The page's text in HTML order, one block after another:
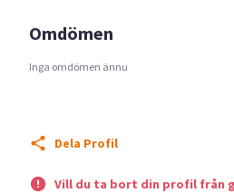
Omdömen
Inga omdömen ännu
Dela Profil
Vill du ta bort din profil från